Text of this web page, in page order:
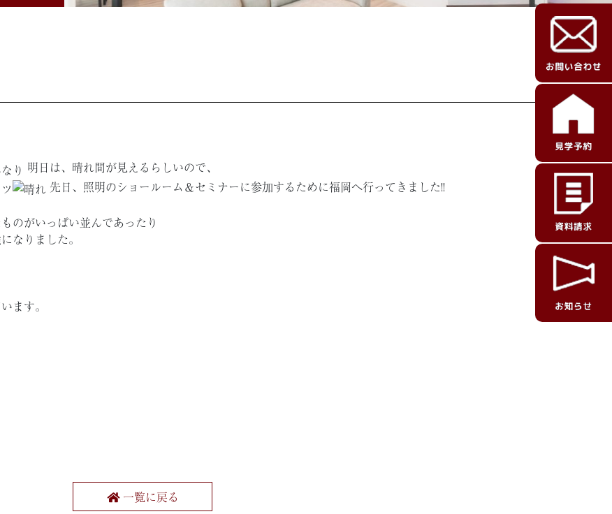
明日は、晴れ間が見えるらしいので、
先日、照明のショールーム＆セミナーに参加するために福岡へ行ってきました!!
のがいっぱい並んであったり
なりました。
ます。
一覧に戻る